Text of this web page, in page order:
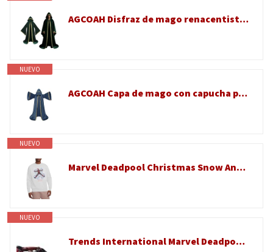
AGCOAH Disfraz de mago renacentista con capucha para hombres y mujeres, disfraz de mago renacentista para Halloween (verde)
NUEVO
AGCOAH Capa de mago con capucha para hombre, capa con mangas, disfraz de mago, túnica de mago, para hombres adultos (verde militar, 150 cm)
NUEVO
Marvel Deadpool Christmas Snow Angel Sudadera Unisex, Blanco, L
NUEVO
Trends International Marvel Deadpool Legacy - Póster de pared tumbado, 22.35 x 34 pulgadas, versión premium sin marco